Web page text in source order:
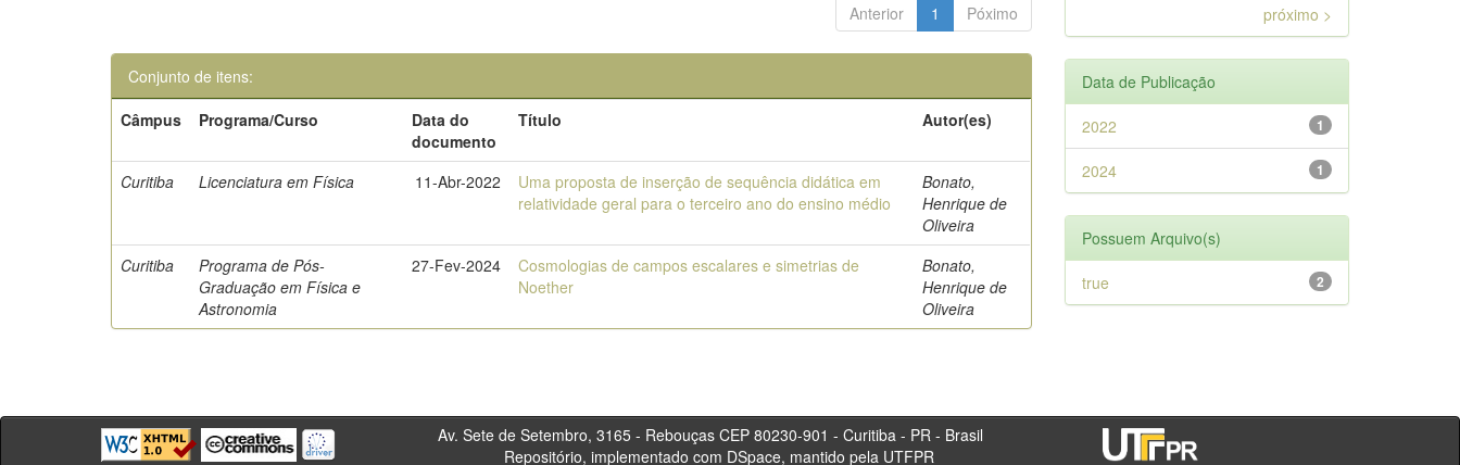
Anterior 1 Póximo
Conjunto de itens:
Câmpus
Programa/Curso
Data do
documento
Título Autor(es)
Curitiba Licenciatura em Física 11-Abr-2022
Uma proposta de inserção de sequência didática em
relatividade geral para o terceiro ano do ensino médio
Bonato,
Henrique de
Oliveira
Curitiba
Programa de Pós-
Graduação em Física e
Astronomia
27-Fev-2024
Cosmologias de campos escalares e simetrias de
Noether
Bonato,
Henrique de
Oliveira
próximo >
Data de Publicação
1
2022
1
2024
Possuem Arquivo(s)
2
true
Av. Sete de Setembro, 3165 - Rebouças CEP 80230-901 - Curitiba - PR - Brasil
Repositório, implementado com DSpace, mantido pela UTFPR